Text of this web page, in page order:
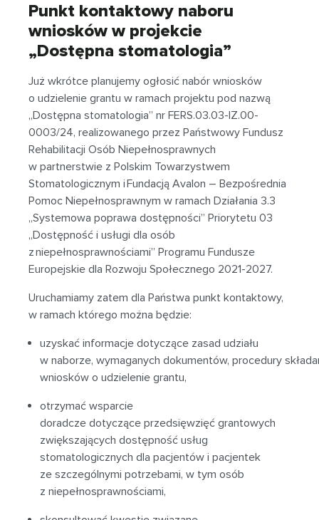
Punkt kontaktowy naboru
wniosków w projekcie
„Dostępna stomatologia”
Już wkrótce planujemy ogłosić nabór wniosków
o udzielenie grantu w ramach projektu pod nazwą
„Dostępna stomatologia” nr FERS.03.03-IZ.00-
0003/24, realizowanego przez Państwowy Fundusz
Rehabilitacji Osób Niepełnosprawnych
w partnerstwie z Polskim Towarzystwem
Stomatologicznym i Fundacją Avalon – Bezpośrednia
Pomoc Niepełnosprawnym w ramach Działania 3.3
„Systemowa poprawa dostępności” Priorytetu 03
„Dostępność i usługi dla osób
z niepełnosprawnościami” Programu Fundusze
Europejskie dla Rozwoju Społecznego 2021-2027.
Uruchamiamy zatem dla Państwa punkt kontaktowy,
w ramach którego można będzie:
uzyskać informacje dotyczące zasad udziału
w naborze, wymaganych dokumentów, procedury
wniosków o udzielenie grantu,
otrzymać wsparcie
doradcze dotyczące przedsięwzięć grantowych
zwiększających dostępność usług
stomatologicznych dla pacjentów i pacjentek
ze szczególnymi potrzebami, w tym osób
z niepełnosprawnościami,